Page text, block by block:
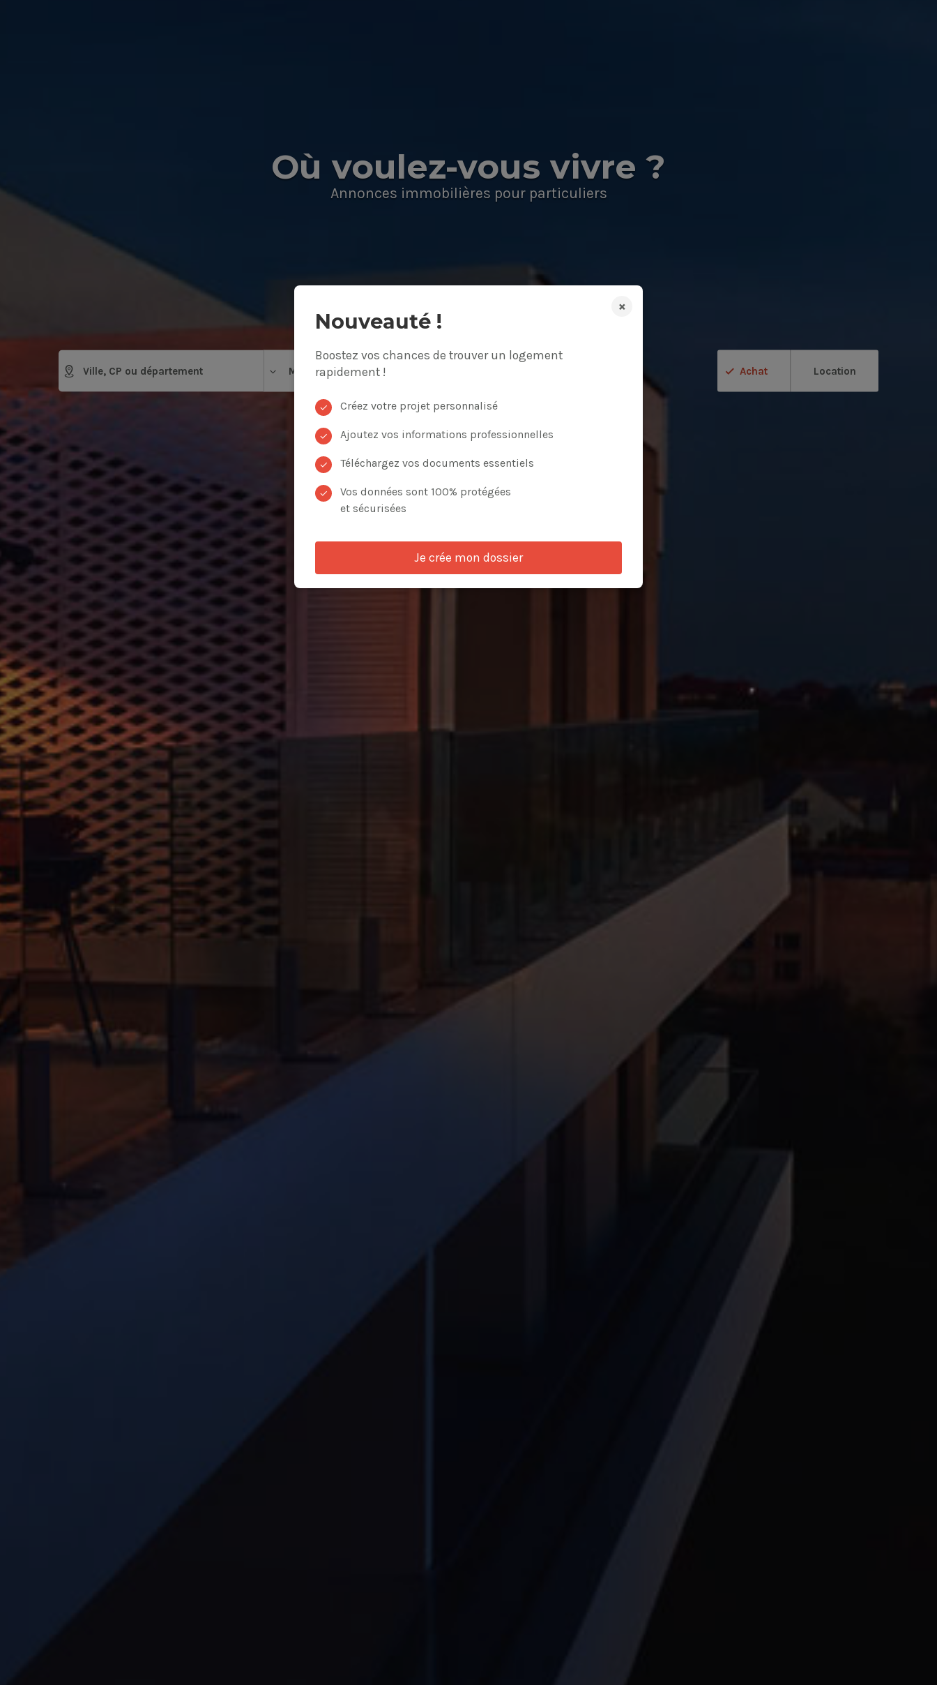
Où voulez-vous vivre ?
Annonces immobilières pour particuliers
Maison, appartement Achat Location
×
Nouveauté !
Boostez vos chances de trouver un logement
rapidement !
✓ Créez votre projet personnalisé
✓ Ajoutez vos informations professionnelles
✓ Téléchargez vos documents essentiels
✓
Vos données sont 100% protégées
et sécurisées
Je crée mon dossier